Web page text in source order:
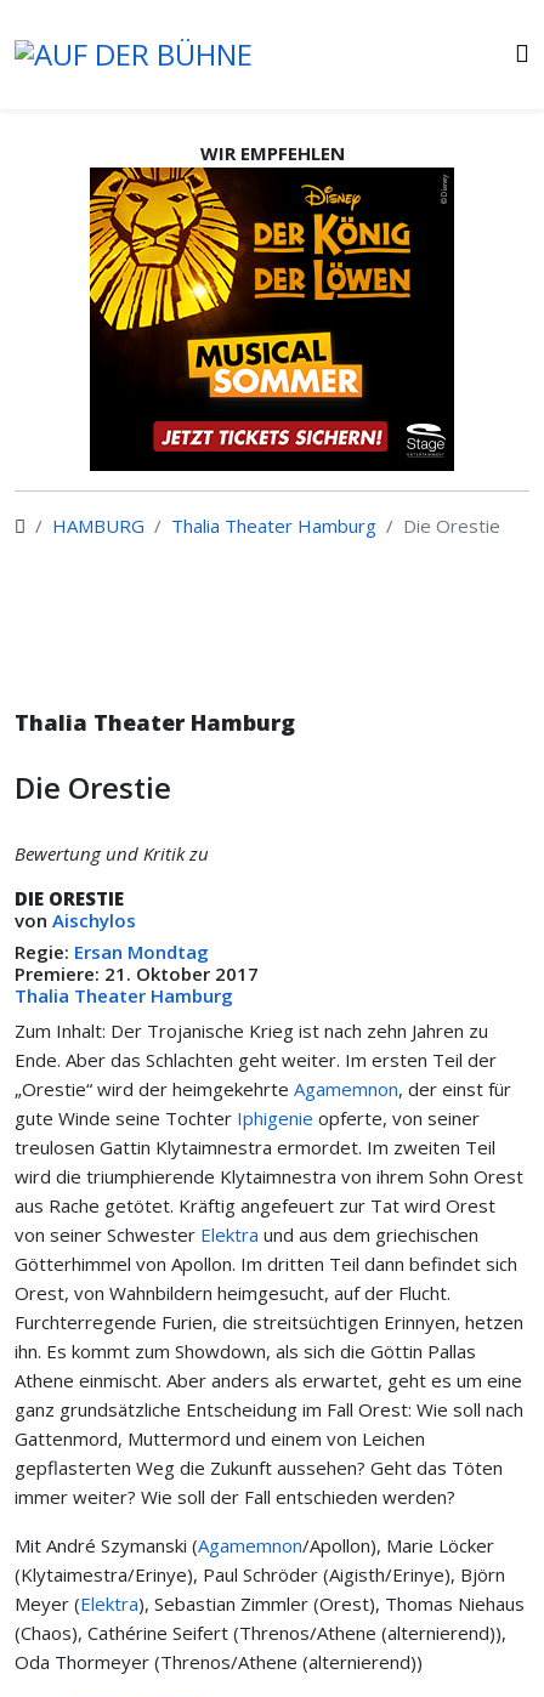
WIR EMPFEHLEN
HAMBURG Thalia Theater Hamburg Die Orestie
Thalia Theater Hamburg
Die Orestie
Bewertung und Kritik zu
DIE ORESTIE
von Aischylos
Regie: Ersan Mondtag
Premiere: 21. Oktober 2017
Thalia Theater Hamburg
Zum Inhalt: Der Trojanische Krieg ist nach zehn Jahren zu
Ende. Aber das Schlachten geht weiter. Im ersten Teil der
„Orestie“ wird der heimgekehrte Agamemnon, der einst für
gute Winde seine Tochter Iphigenie opferte, von seiner
treulosen Gattin Klytaimnestra ermordet. Im zweiten Teil
wird die triumphierende Klytaimnestra von ihrem Sohn Orest
aus Rache getötet. Kräftig angefeuert zur Tat wird Orest
von seiner Schwester Elektra und aus dem griechischen
Götterhimmel von Apollon. Im dritten Teil dann befindet sich
Orest, von Wahnbildern heimgesucht, auf der Flucht.
Furchterregende Furien, die streitsüchtigen Erinnyen, hetzen
ihn. Es kommt zum Showdown, als sich die Göttin Pallas
Athene einmischt. Aber anders als erwartet, geht es um eine
ganz grundsätzliche Entscheidung im Fall Orest: Wie soll nach
Gattenmord, Muttermord und einem von Leichen
gepflasterten Weg die Zukunft aussehen? Geht das Töten
immer weiter? Wie soll der Fall entschieden werden?
Mit André Szymanski (Agamemnon/Apollon), Marie Löcker
(Klytaimestra/Erinye), Paul Schröder (Aigisth/Erinye), Björn
Meyer (Elektra), Sebastian Zimmler (Orest), Thomas Niehaus
(Chaos), Cathérine Seifert (Threnos/Athene (alternierend)),
Oda Thormeyer (Threnos/Athene (alternierend))